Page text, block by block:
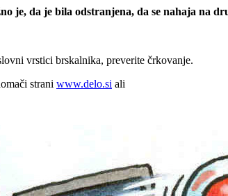
je, da je bila odstranjena, da se nahaja na
vrstici brskalnika, preverite črkovanje.
strani www.delo.si ali